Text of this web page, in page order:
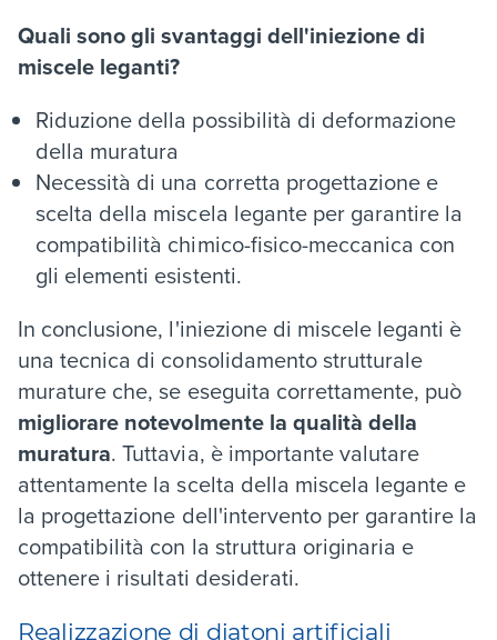
Quali sono gli svantaggi dell'iniezione di
miscele leganti?
Riduzione della possibilità di deformazione
della muratura
Necessità di una corretta progettazione e
scelta della miscela legante per garantire la
compatibilità chimico-fisico-meccanica con
gli elementi esistenti.
In conclusione, l'iniezione di miscele leganti è
una tecnica di consolidamento strutturale
murature che, se eseguita correttamente, può
migliorare notevolmente la qualità della
muratura. Tuttavia, è importante valutare
attentamente la scelta della miscela legante e
la progettazione dell'intervento per garantire la
compatibilità con la struttura originaria e
ottenere i risultati desiderati.
Realizzazione di diatoni artificiali